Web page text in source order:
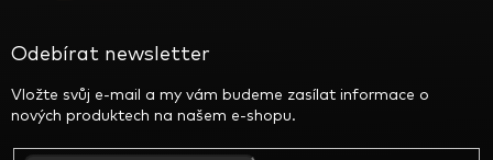
Odebírat newsletter
Vložte svůj e-mail a my vám budeme zasílat informace o
nových produktech na našem e-shopu.